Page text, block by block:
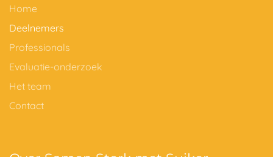
Home
Deelnemers
Professionals
Evaluatie-onderzoek
Het team
Contact